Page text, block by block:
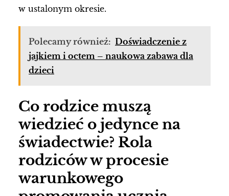
w ustalonym okresie.
Polecamy również: Doświadczenie z
jajkiem i octem – naukowa zabawa dla
dzieci
Co rodzice muszą
wiedzieć o jedynce na
świadectwie? Rola
rodziców w procesie
warunkowego